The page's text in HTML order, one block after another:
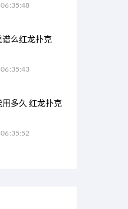
么红龙扑克
多久 红龙扑克